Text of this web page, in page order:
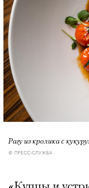
Рагу из кролика с
© ПРЕСС-СЛУЖБА